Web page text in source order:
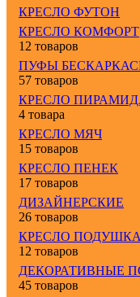
КРЕСЛО ФУТОН
КРЕСЛО КОМФОРТ
12 товаров
ПУФЫ
57 товаров
КРЕСЛО
4 товара
КРЕСЛО МЯЧ
15 товаров
КРЕСЛО ПЕНЕК
17 товаров
ДИЗАЙНЕРСКИЕ
26 товаров
КРЕСЛО ПОДУШКА
12 товаров
ДЕКОРАТИВНЫЕ
45 товаров